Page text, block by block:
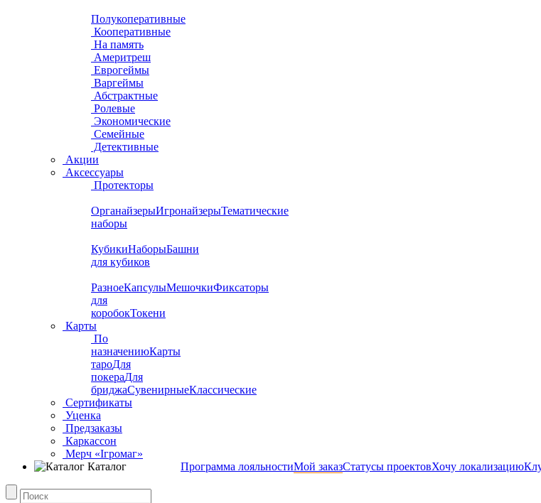
Полукоперативные
Кооперативные
На память
Америтреш
Еврогеймы
Варгеймы
Абстрактные
Ролевые
Экономические
Семейные
Детективные
Акции
Аксессуары
Протекторы
ОрганайзерыИгронайзерыТематические
наборы
КубикиНаборыБашни
для кубиков
РазноеКапсулыМешочкиФиксаторы
для
коробокТокени
Карты
По
назначениюКарты
тароДля
покераДля
бриджаСувенирныеКлассические
Сертификаты
Уценка
Предзаказы
Каркассон
Мерч «Ігромаг»
Каталог
Программа лояльностиМой заказСтатусы проектовХочу локализацию